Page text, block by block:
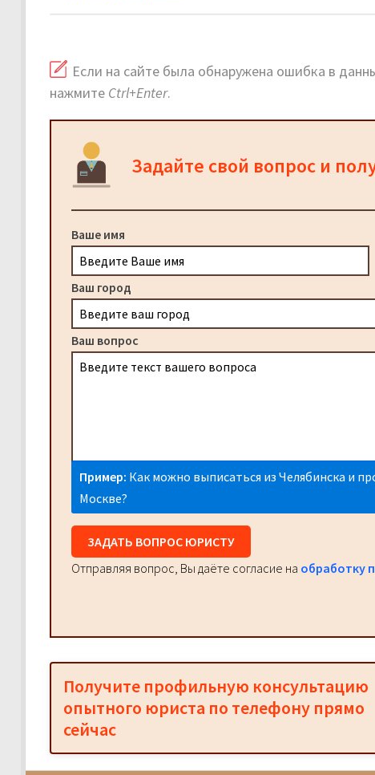
Если на сайте была обнаружена ошибка в
нажмите Ctrl+Enter.
Задайте свой вопрос и
Ваше имя
Ваш город
Ваш вопрос
Пример: Как можно выписаться из Челябинска и
Москве?
ЗАДАТЬ ВОПРОС ЮРИСТУ
Отправляя вопрос, Вы даёте согласие на обработку
Получите профильную консультацию
опытного юриста по телефону прямо
сейчас